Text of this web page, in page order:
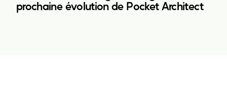
prochaine évolution de Pocket Architect